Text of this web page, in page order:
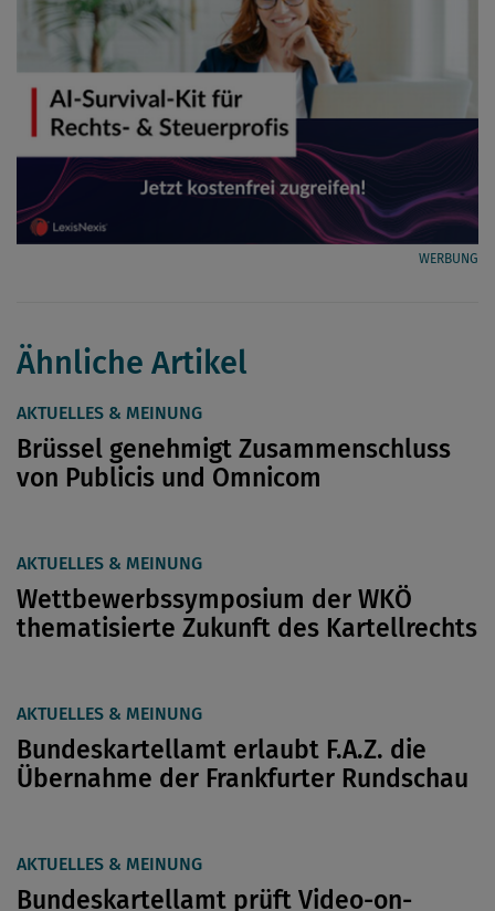
WERBUNG
Ähnliche Artikel
AKTUELLES & MEINUNG
Brüssel genehmigt Zusammenschluss
von Publicis und Omnicom
AKTUELLES & MEINUNG
Wettbewerbssymposium der WKÖ
thematisierte Zukunft des Kartellrechts
AKTUELLES & MEINUNG
Bundeskartellamt erlaubt F.A.Z. die
Übernahme der Frankfurter Rundschau
AKTUELLES & MEINUNG
Bundeskartellamt prüft Video-on-